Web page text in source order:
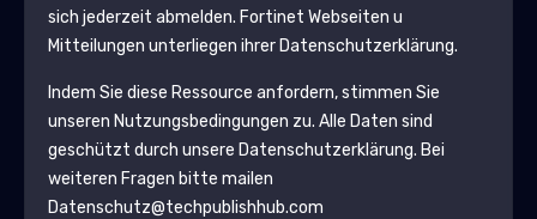
sich jederzeit abmelden. Fortinet Webseiten u
Mitteilungen unterliegen ihrer Datenschutzerklärung.
Indem Sie diese Ressource anfordern, stimmen Sie
unseren Nutzungsbedingungen zu. Alle Daten sind
geschützt durch unsere Datenschutzerklärung. Bei
weiteren Fragen bitte mailen
Datenschutz@techpublishhub.com